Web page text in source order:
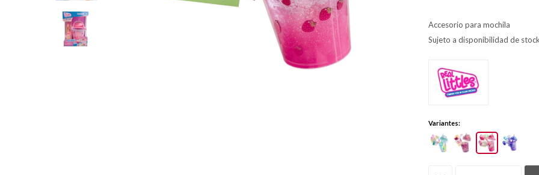
Accesorio para mochila
Sujeto a disponibilidad de stock
Variantes: